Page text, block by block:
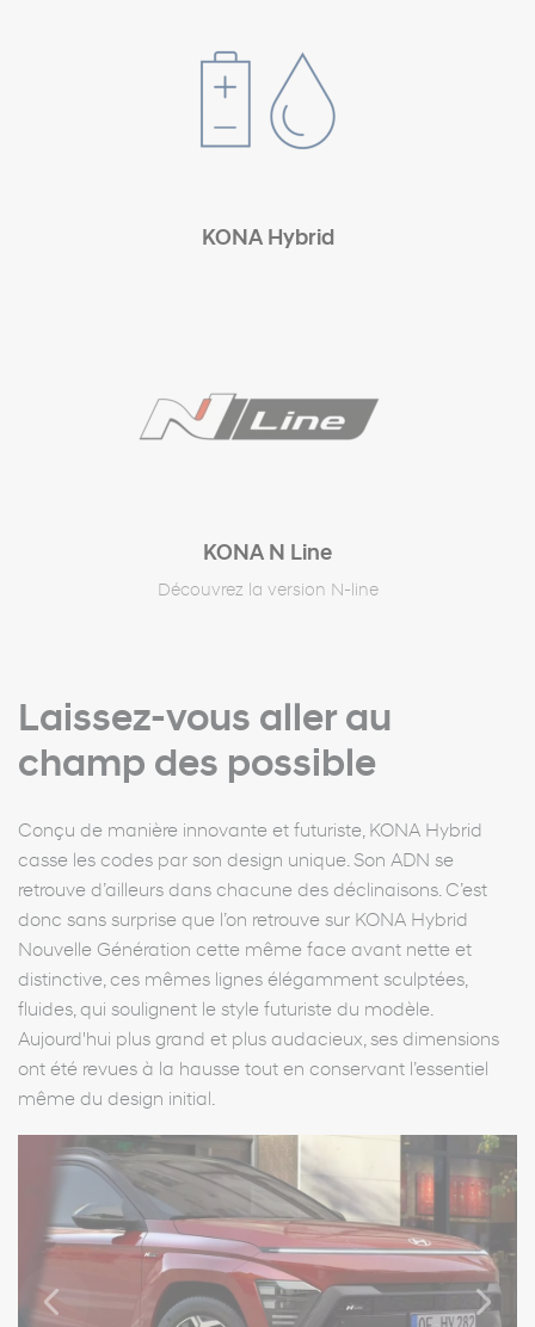
KONA Hybrid
KONA N Line
Découvrez la version N-line
Laissez-vous aller au
champ des possible
Conçu de manière innovante et futuriste, KONA Hybrid
casse les codes par son design unique. Son ADN se
retrouve d’ailleurs dans chacune des déclinaisons. C’est
donc sans surprise que l’on retrouve sur KONA Hybrid
Nouvelle Génération cette même face avant nette et
distinctive, ces mêmes lignes élégamment sculptées,
fluides, qui soulignent le style futuriste du modèle.
Aujourd'hui plus grand et plus audacieux, ses dimensions
ont été revues à la hausse tout en conservant l’essentiel
même du design initial.
Previous Next